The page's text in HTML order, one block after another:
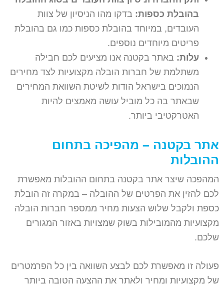
בהובלת כספות: בדקו מהו הניסיון של צוות
העובדים, במיוחד בהובלת כספות כמו גם בהובלת
פריטים מיוחדים נוספים.
עלות: באתר בקטנה אנו מציעים לכם חבילה
משתלמת של חברות הובלה מקצועיות לצד מחירים
הנמוכים בישראל הודות לשיטת השוואת המחירים
שבאתר בה כל מוביל עושה מאמצים להיות
האטרקטיבי ביותר.
אתר בקטנה – מהפיכה בתחום
ההובלות
המהפכה שיצר אתר בקטנה בתחום ההובלות מאפשרת
לכם להזין את הפרטים של ההובלה – במקרה זה הובלת
כספת ולקבל שלוש הצעות מחיר ממספר חברות הובלה
מקצועיות מהמובילות בשוק שמצויות באזור המגורים
שלכם.
פעולה זו מאפשרת לכם לבצע השוואה בין כל הפרמטרים
של מקצועיות ומחיר ולאתר את ההצעה הטובה ביותר